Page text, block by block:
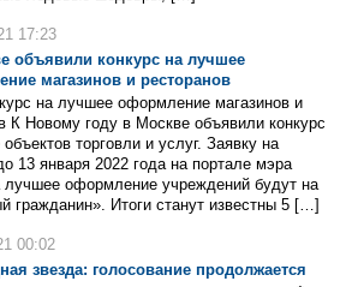
17:23
объявили конкурс на лучшее
магазинов и ресторанов
на лучшее оформление магазинов и
К Новому году в Москве объявили конкурс
торговли и услуг. Заявку на
13 января 2022 года на портале мэра
лучшее оформление учреждений будут на
гражданин». Итоги станут известны 5 […]
00:02
звезда: голосование продолжается